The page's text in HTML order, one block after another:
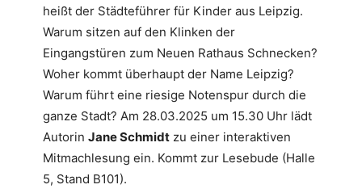
heißt der Städteführer für Kinder aus Leipzig.
Warum sitzen auf den Klinken der
Eingangstüren zum Neuen Rathaus Schnecken?
Woher kommt überhaupt der Name Leipzig?
Warum führt eine riesige Notenspur durch die
ganze Stadt? Am 28.03.2025 um 15.30 Uhr lädt
Autorin Jane Schmidtzu einer interaktiven
Mitmachlesung ein. Kommt zur Lesebude (Halle
5, Stand B101).